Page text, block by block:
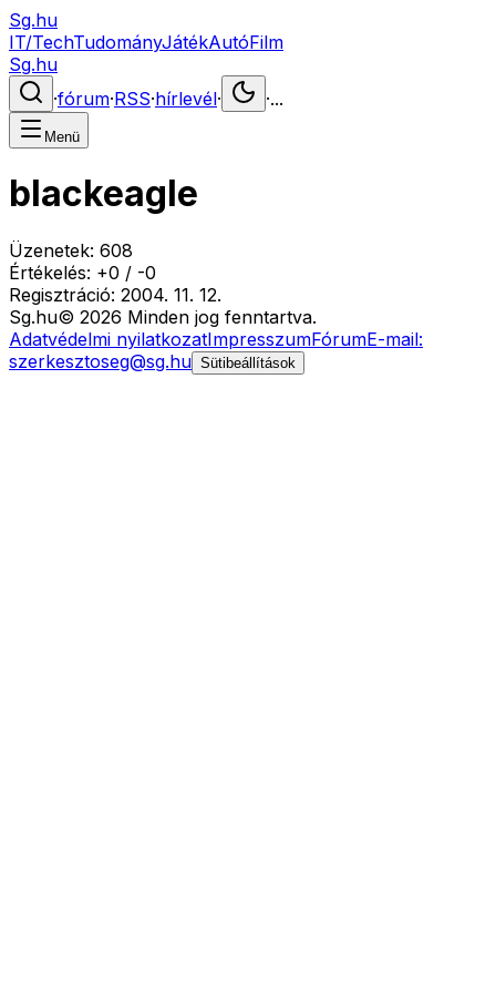
Sg.hu
IT/TechTudományJátékAutóFilm
Sg.hu
·fórum·RSS·hírlevél· ·...
Menü
blackeagle
Üzenetek: 608
Értékelés: +0 / -0
Regisztráció: 2004. 11. 12.
Sg.hu© 2026 Minden jog fenntartva.
Adatvédelmi nyilatkozatImpresszumFórumE-mail:
szerkesztoseg@sg.hu Sütibeállítások